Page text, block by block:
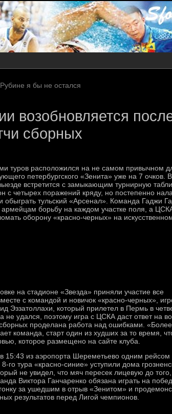
я бы не остался
возобновляется
сборных
туров расположился на не самом привычном
петербургского «Зенита» уже на 7 очков.
встретится с замыкающим турнирную
с четырех поражений кряду, но постепенно
тульский «Арсенал». Команда Гаджи
армейцам борьбу на каждом участке поля, а
оборону «красно-черных» на искусственном
на стадионе «Звезда» приняли участие все
с командой и новичок «красно-черных»,
Эззатоллахи, который прилетел в Пермь в
не удался, поэтому игра с ЦСКА даст ответ на
проделана работа над ошибками. «Более
команда, старт один из худших за то время,
которое размещено на сайте клуба.
15:43 из аэропорта Шереметьево одним рейсом
тура «красно-синие» уступили дома
не увидел, что мяч пересек лицевую до
Виктора Ганчаренко обязана играть на
за ушедшим в отрыв «Зенитом» и
результатов перед Лигой чемпионов.